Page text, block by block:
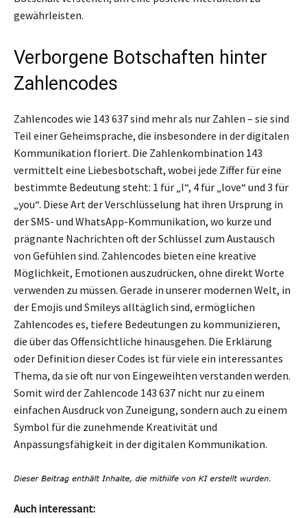
gewährleisten.
Verborgene Botschaften hinter
Zahlencodes
Zahlencodes wie 143 637 sind mehr als nur Zahlen – sie sind
Teil einer Geheimsprache, die insbesondere in der digitalen
Kommunikation floriert. Die Zahlenkombination 143
vermittelt eine Liebesbotschaft, wobei jede Ziffer für eine
bestimmte Bedeutung steht: 1 für „I“, 4 für „love“ und 3 für
„you“. Diese Art der Verschlüsselung hat ihren Ursprung in
der SMS- und WhatsApp-Kommunikation, wo kurze und
prägnante Nachrichten oft der Schlüssel zum Austausch
von Gefühlen sind. Zahlencodes bieten eine kreative
Möglichkeit, Emotionen auszudrücken, ohne direkt Worte
verwenden zu müssen. Gerade in unserer modernen Welt, in
der Emojis und Smileys alltäglich sind, ermöglichen
Zahlencodes es, tiefere Bedeutungen zu kommunizieren,
die über das Offensichtliche hinausgehen. Die Erklärung
oder Definition dieser Codes ist für viele ein interessantes
Thema, da sie oft nur von Eingeweihten verstanden werden.
Somit wird der Zahlencode 143 637 nicht nur zu einem
einfachen Ausdruck von Zuneigung, sondern auch zu einem
Symbol für die zunehmende Kreativität und
Anpassungsfähigkeit in der digitalen Kommunikation.
Auch interessant: